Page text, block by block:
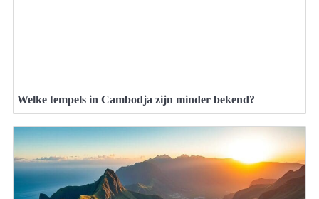
Welke tempels in Cambodja zijn minder bekend?